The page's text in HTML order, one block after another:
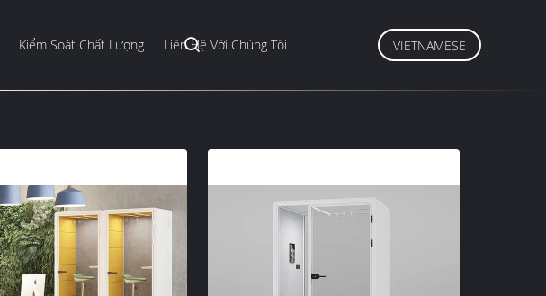
Kiểm Soát Chất Lượng Liên Hệ Với Chúng Tôi VIETNAMESE